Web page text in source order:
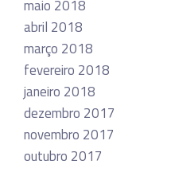
maio 2018
abril 2018
março 2018
fevereiro 2018
janeiro 2018
dezembro 2017
novembro 2017
outubro 2017